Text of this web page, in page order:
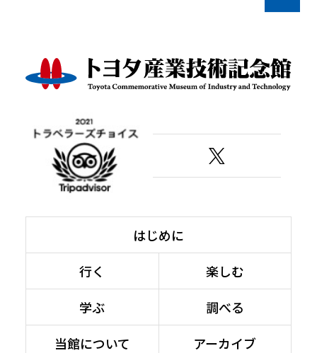
はじめに
行く
楽しむ
学ぶ
調べる
当館について
アーカイブ